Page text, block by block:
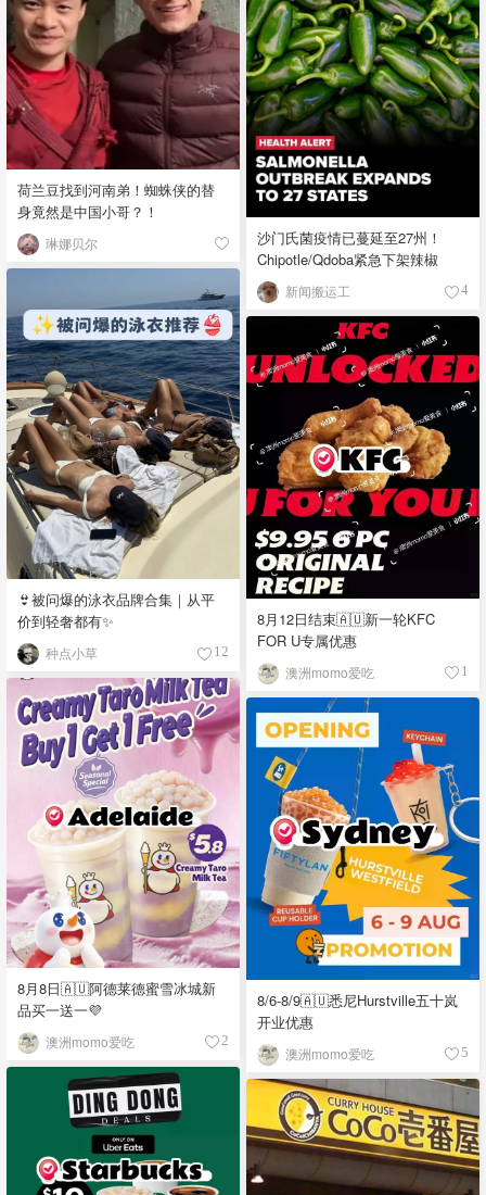
荷兰豆找到河南弟！蜘蛛侠的替
身竟然是中国小哥？！
琳娜贝尔
沙门氏菌疫情已蔓延至27州！
Chipotle/Qdoba紧急下架辣椒
新闻搬运工 4
👙被问爆的泳衣品牌合集｜从平
价到轻奢都有✨
种点小草 12
8月12日结束🇦🇺新一轮KFC
FOR U专属优惠
澳洲momo爱吃 1
8月8日🇦🇺阿德莱德蜜雪冰城新
品买一送一💜
澳洲momo爱吃 2
8/6-8/9🇦🇺悉尼Hurstville五十岚
开业优惠
澳洲momo爱吃 5